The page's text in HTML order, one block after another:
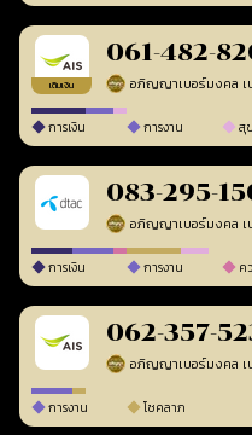
เติมเงิน
061-482-
การเงิน การงาน สุ
083-295-
การเงิน การงาน ค
062-357-
การงาน โชคลาภ